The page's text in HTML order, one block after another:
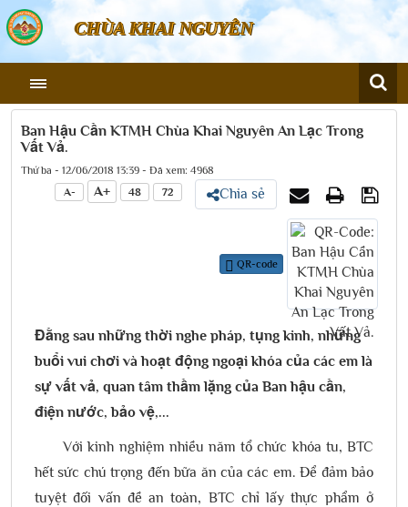
CHÙA KHAI NGUYÊN
Ban Hậu Cần KTMH Chùa Khai Nguyên An Lạc Trong
Vất Vả.
Thứ ba - 12/06/2018 13:39 - Đã xem: 4968
A-
A+ 48 72 Chia sẻ
QR-code
Đằng sau những thời nghe pháp, tụng kinh, những
buổi vui chơi và hoạt động ngoại khóa của các em là
sự vất vả, quan tâm thầm lặng của Ban hậu cần,
điện nước, bảo vệ,...
Với kinh nghiệm nhiều năm tổ chức khóa tu, BTC
hết sức chú trọng đến bữa ăn của các em. Để đảm bảo
tuyệt đối vấn đề an toàn, BTC chỉ lấy thực phẩm ở